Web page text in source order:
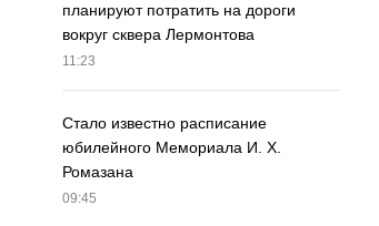
планируют потратить на дороги
вокруг сквера Лермонтова
11:23
Стало известно расписание
юбилейного Мемориала И. Х.
Ромазана
09:45